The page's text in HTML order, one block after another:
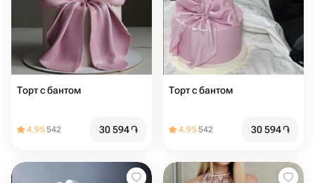
Торт с бантом
4.95542 30 594֏
Торт с бантом
4.95542 30 594֏